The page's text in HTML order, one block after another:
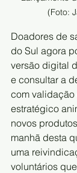
(Foto:
Doadores de
do Sul agora
versão digital
e consultar a
com
estratégico
novos
manhã desta
uma
voluntários